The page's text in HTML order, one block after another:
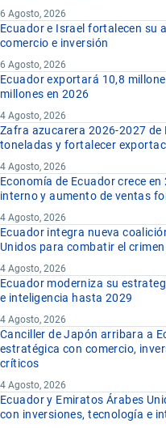
6 Agosto, 2026
Ecuador e Israel fortalecen su
comercio e inversión
6 Agosto, 2026
Ecuador exportará 10,8
millones en 2026
4 Agosto, 2026
Zafra azucarera 2026-2027 de
toneladas y fortalecer
4 Agosto, 2026
Economía de Ecuador crece
interno y aumento de ventas
4 Agosto, 2026
Ecuador integra nueva
Unidos para combatir el
4 Agosto, 2026
Ecuador moderniza su
e inteligencia hasta 2029
4 Agosto, 2026
Canciller de Japón arribara a
estratégica con comercio,
críticos
4 Agosto, 2026
Ecuador y Emiratos Árabes
con inversiones, tecnología e